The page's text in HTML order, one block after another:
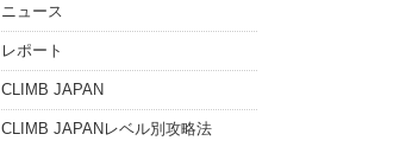
ニュース
レポート
CLIMB JAPAN
CLIMB JAPANレベル別攻略法